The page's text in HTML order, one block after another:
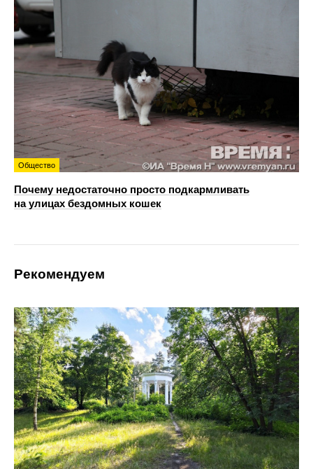
Общество
Почему недостаточно просто подкармливать
на улицах бездомных кошек
Рекомендуем